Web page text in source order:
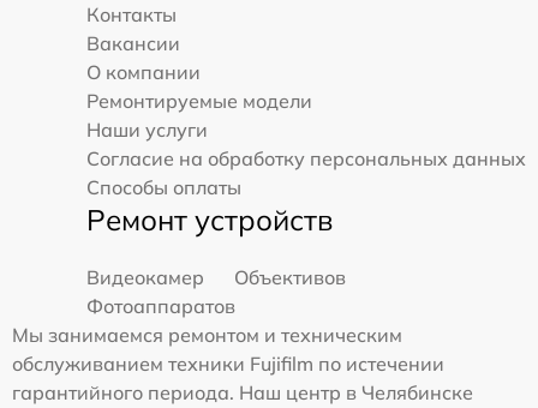
Контакты
Вакансии
О компании
Ремонтируемые модели
Наши услуги
Согласие на обработку персональных данных
Способы оплаты
Ремонт устройств
Видеокамер
Объективов
Фотоаппаратов
Мы занимаемся ремонтом и техническим
обслуживанием техники Fujifilm по истечении
гарантийного периода. Наш центр в Челябинске